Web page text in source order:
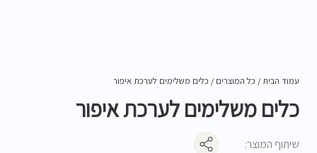
עמוד הבית/ כל המוצרים/ כלים משלימים לערכת איפור
כלים משלימים לערכת איפור
שיתוף המוצר: